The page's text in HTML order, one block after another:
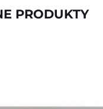
PRODUKTY